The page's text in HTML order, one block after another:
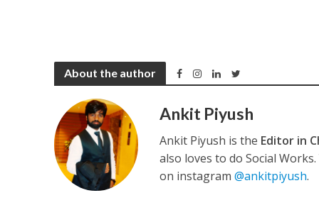
‘शेल्टर होम’ के एक
About the author
Ankit Piyush
Ankit Piyush is the Editor in
also loves to do Social
on instagram@ankitpiyush.